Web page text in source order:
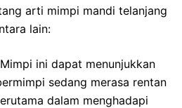
arti mimpi mandi telanjang
lain:
Mimpi ini dapat menunjukkan
sedang merasa rentan
dalam menghadapi